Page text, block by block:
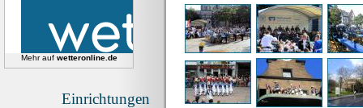
Mehr auf wetteronline.de
Einrichtungen